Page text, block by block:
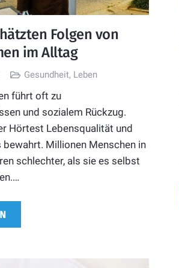
Folgen von
im Alltag
Gesundheit, Leben
führt oft zu
und sozialem Rückzug.
Hörtest Lebensqualität und
Millionen Menschen in
schlechter, als sie es selbst